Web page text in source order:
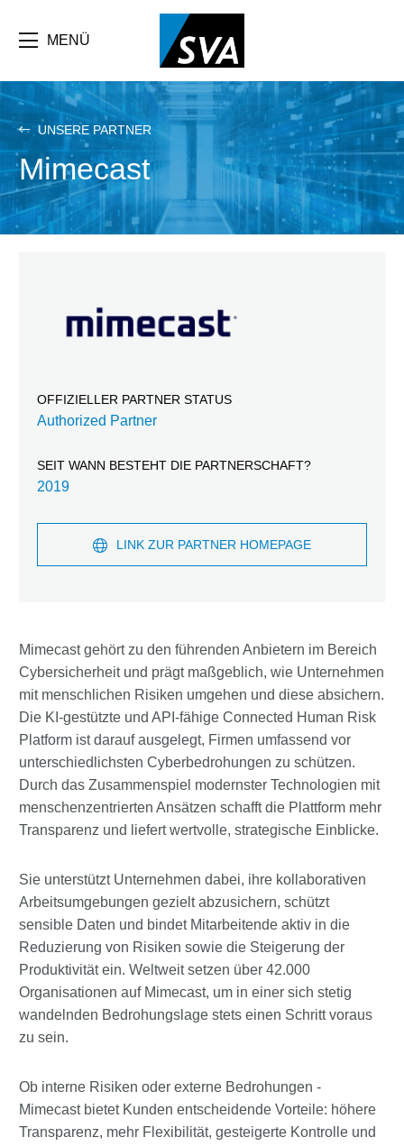
Inhalt
MENÜ
UNSERE PARTNER
Mimecast
Mimecast gehört zu den führenden Anbietern im Bereich
Cybersicherheit und prägt maßgeblich, wie Unternehmen
mit menschlichen Risiken umgehen und diese absichern.
Die KI-gestützte und API-fähige Connected Human Risk
Platform ist darauf ausgelegt, Firmen umfassend vor
unterschiedlichsten Cyberbedrohungen zu schützen.
Durch das Zusammenspiel modernster Technologien mit
menschenzentrierten Ansätzen schafft die Plattform mehr
Transparenz und liefert wertvolle, strategische Einblicke.
Sie unterstützt Unternehmen dabei, ihre kollaborativen
Arbeitsumgebungen gezielt abzusichern, schützt
sensible Daten und bindet Mitarbeitende aktiv in die
Reduzierung von Risiken sowie die Steigerung der
Produktivität ein. Weltweit setzen über 42.000
Organisationen auf Mimecast, um in einer sich stetig
wandelnden Bedrohungslage stets einen Schritt voraus
zu sein.
Ob interne Risiken oder externe Bedrohungen -
Mimecast bietet Kunden entscheidende Vorteile: höhere
Transparenz, mehr Flexibilität, gesteigerte Kontrolle und
OFFIZIELLER PARTNER STATUS
Authorized Partner
SEIT WANN BESTEHT DIE PARTNERSCHAFT?
2019
LINK ZUR PARTNER HOMEPAGE